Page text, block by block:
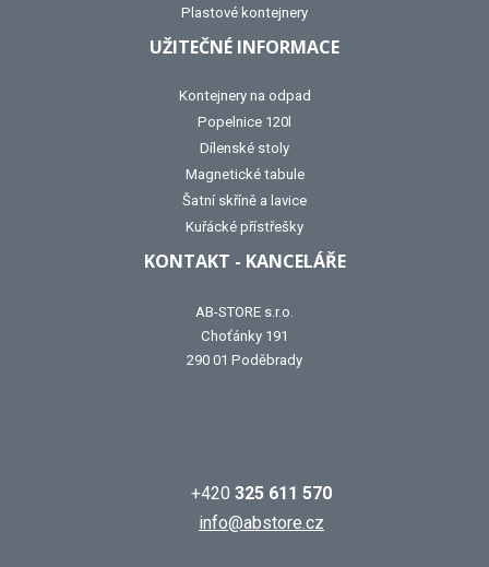
Plastové kontejnery
UŽITEČNÉ INFORMACE
Kontejnery na odpad
Popelnice 120l
Dílenské stoly
Magnetické tabule
Šatní skříně a lavice
Kuřácké přístřešky
KONTAKT - KANCELÁŘE
AB-STORE s.r.o.
Choťánky 191
290 01 Poděbrady
+420 325 611 570
info@abstore.cz